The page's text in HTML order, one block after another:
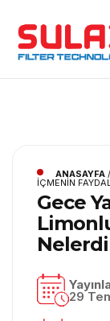
ANASAYFA /
İÇMENIN
Gece
29